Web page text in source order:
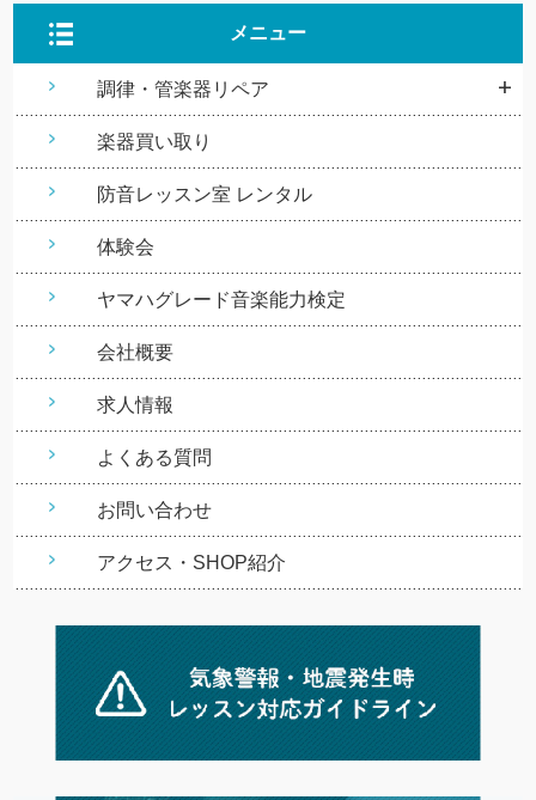
メニュー
調律・管楽器リペア
楽器買い取り
防音レッスン室 レンタル
体験会
ヤマハグレード音楽能力検定
会社概要
求人情報
よくある質問
お問い合わせ
アクセス・SHOP紹介